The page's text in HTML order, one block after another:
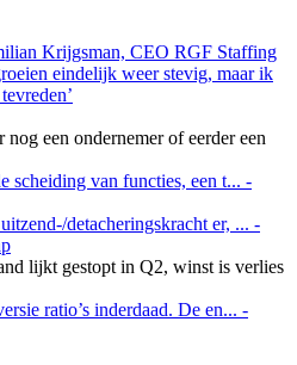
Krijgsman, CEO RGF Staffing
eindelijk weer stevig, maar ik
nog een ondernemer of eerder een
scheiding van functies, een t... -
detacheringskracht er, ... -
lijkt gestopt in Q2, winst is verlies
ratio’s inderdaad. De en... -